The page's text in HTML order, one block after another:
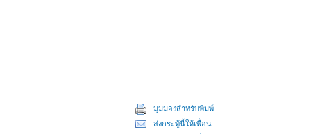
มุมมองสำหรับพิมพ์
ส่งกระทู้นี้ให้เพื่อน